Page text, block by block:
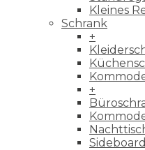
Kleines
Schrank
+
+
Sideboard